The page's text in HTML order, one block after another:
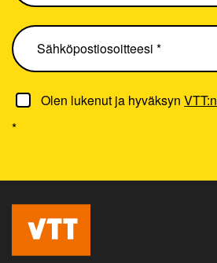
Olen lukenut ja hyväksyn
*